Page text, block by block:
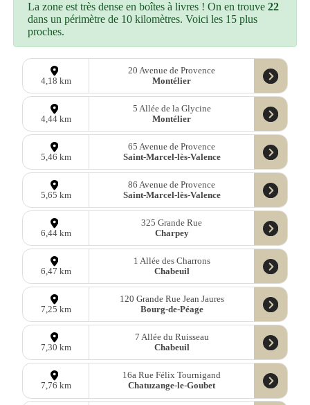
La zone est très dense en boîtes à livres ! On en trouve22
dans un périmètre de 10 kilomètres. Voici les 15 plus
proches.
4,18 km
20 Avenue de Provence
Montélier
4,44 km
5 Allée de la Glycine
Montélier
5,46 km
65 Avenue de Provence
Saint-Marcel-lès-Valence
5,65 km
86 Avenue de Provence
Saint-Marcel-lès-Valence
6,44 km
325 Grande Rue
Charpey
6,47 km
1 Allée des Charrons
Chabeuil
7,25 km
120 Grande Rue Jean Jaures
Bourg-de-Péage
7,30 km
7 Allée du Ruisseau
Chabeuil
7,76 km
16a Rue Félix Tournigand
Chatuzange-le-Goubet